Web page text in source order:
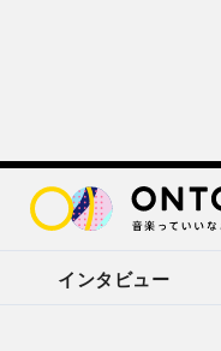
インタビュー